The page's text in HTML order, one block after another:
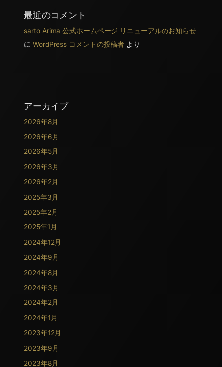
最近のコメント
sarto Arima 公式ホームページ リニューアルのお知らせ
にWordPress コメントの投稿者 より
アーカイブ
2026年8月
2026年6月
2026年5月
2026年3月
2026年2月
2025年3月
2025年2月
2025年1月
2024年12月
2024年9月
2024年8月
2024年3月
2024年2月
2024年1月
2023年12月
2023年9月
2023年8月